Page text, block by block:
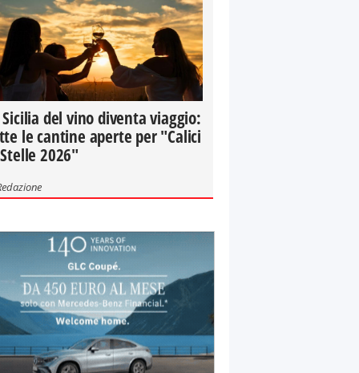
Sicilia del vino diventa viaggio:
le cantine aperte per "Calici
2026"